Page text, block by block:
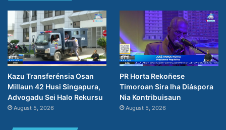
Kazu Transferénsia Osan
Millaun 42 Husi Singapura,
Advogadu Sei Halo Rekursu
August 5, 2026
PR Horta Rekoñese
Timoroan Sira Iha Diáspora
Nia Kontribuisaun
August 5, 2026